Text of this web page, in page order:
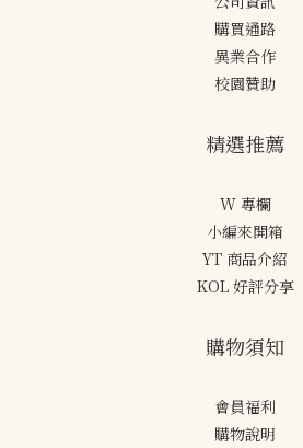
購買通路
異業合作
校園贊助
精選推薦
W 專欄
小編來開箱
YT 商品介紹
KOL 好評分享
購物須知
會員福利
購物說明